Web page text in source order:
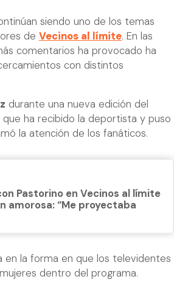
siendo uno de los temas
de Vecinos al límite. En las
comentarios ha provocado ha
con distintos
durante una nueva edición del
ha recibido la deportista y puso
la atención de los fanáticos.
Pastorino en Vecinos al límite
amorosa: “Me proyectaba
en la forma en que los televidentes
dentro del programa.